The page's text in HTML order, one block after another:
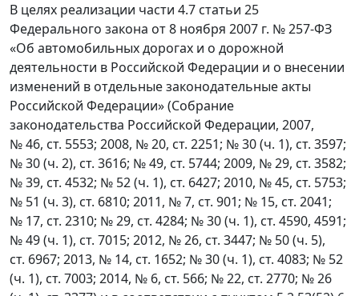
В целях реализации части 4.7 статьи 25
Федерального закона от 8 ноября 2007 г. № 257-ФЗ
«Об автомобильных дорогах и о дорожной
деятельности в Российской Федерации и о внесении
изменений в отдельные законодательные акты
Российской Федерации» (Собрание
законодательства Российской Федерации, 2007,
№ 46, ст. 5553; 2008, № 20, ст. 2251; № 30 (ч. 1), ст. 3597;
№ 30 (ч. 2), ст. 3616; № 49, ст. 5744; 2009, № 29, ст. 3582;
№ 39, ст. 4532; № 52 (ч. 1), ст. 6427; 2010, № 45, ст. 5753;
№ 51 (ч. 3), ст. 6810; 2011, № 7, ст. 901; № 15, ст. 2041;
№ 17, ст. 2310; № 29, ст. 4284; № 30 (ч. 1), ст. 4590, 4591;
№ 49 (ч. 1), ст. 7015; 2012, № 26, ст. 3447; № 50 (ч. 5),
ст. 6967; 2013, № 14, ст. 1652; № 30 (ч. 1), ст. 4083; № 52
(ч. 1), ст. 7003; 2014, № 6, ст. 566; № 22, ст. 2770; № 26